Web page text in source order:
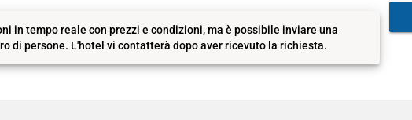
in tempo reale con prezzi e condizioni, ma è possibile inviare una
di persone. L'hotel vi contatterà dopo aver ricevuto la richiesta.